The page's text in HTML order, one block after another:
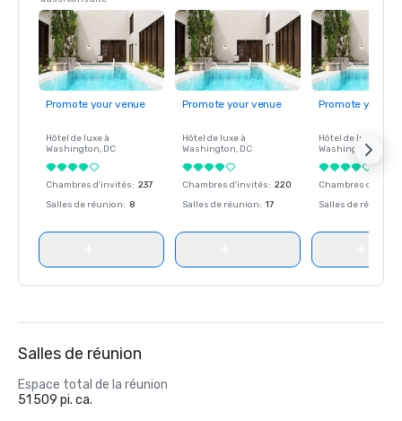
Promote your venue
Hôtel de luxe à
Washington, DC
Chambres d'invités: 237
Salles de réunion: 8
Promote your venue
Hôtel de luxe à
Washington, DC
Chambres d'invités: 220
Salles de réunion: 17
Promote your
Hôtel de luxe à
Washington
Chambres
Salles de réunion
Salles de réunion
Espace total de la réunion
51 509 pi. ca.